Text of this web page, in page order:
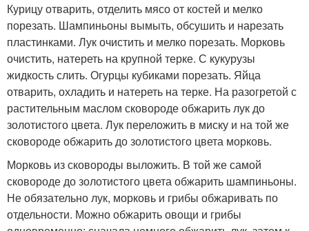
Курицу отварить, отделить мясо от костей и мелко
порезать. Шампиньоны вымыть, обсушить и нарезать
пластинками. Лук очистить и мелко порезать. Морковь
очистить, натереть на крупной терке. С кукурузы
жидкость слить. Огурцы кубиками порезать. Яйца
отварить, охладить и натереть на терке. На разогретой с
растительным маслом сковороде обжарить лук до
золотистого цвета. Лук переложить в миску и на той же
сковороде обжарить до золотистого цвета морковь.
Морковь из сковороды выложить. В той же самой
сковороде до золотистого цвета обжарить шампиньоны.
Не обязательно лук, морковь и грибы обжаривать по
отдельности. Можно обжарить овощи и грибы